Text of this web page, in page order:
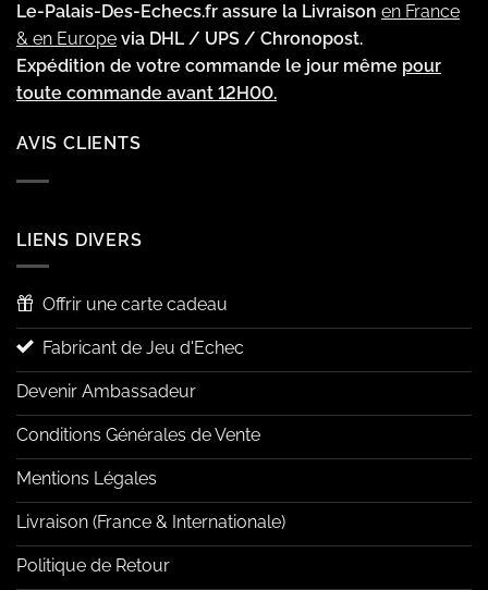
Le-Palais-Des-Echecs.fr assure la Livraison en France
& en Europe via DHL / UPS / Chronopost.
Expédition de votre commande le jour même pour
toute commande avant 12H00.
AVIS CLIENTS
LIENS DIVERS
Offrir une carte cadeau
Fabricant de Jeu d'Echec
Devenir Ambassadeur
Conditions Générales de Vente
Mentions Légales
Livraison (France & Internationale)
Politique de Retour